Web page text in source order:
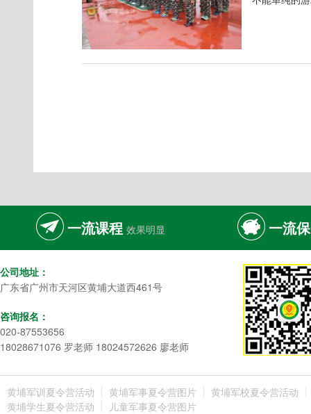
一流课程 效果明显 一流
公司地址：
广东省广州市天河区黄埔大道西461号
咨询报名：
020-87553656
18028671076 罗老师 18024572626 廖老师
黄埔军训夏令营活动 黄埔军事夏令营图片
黄埔军校夏令营活动
黄埔学生夏令营活动
儿童军事夏令营图片